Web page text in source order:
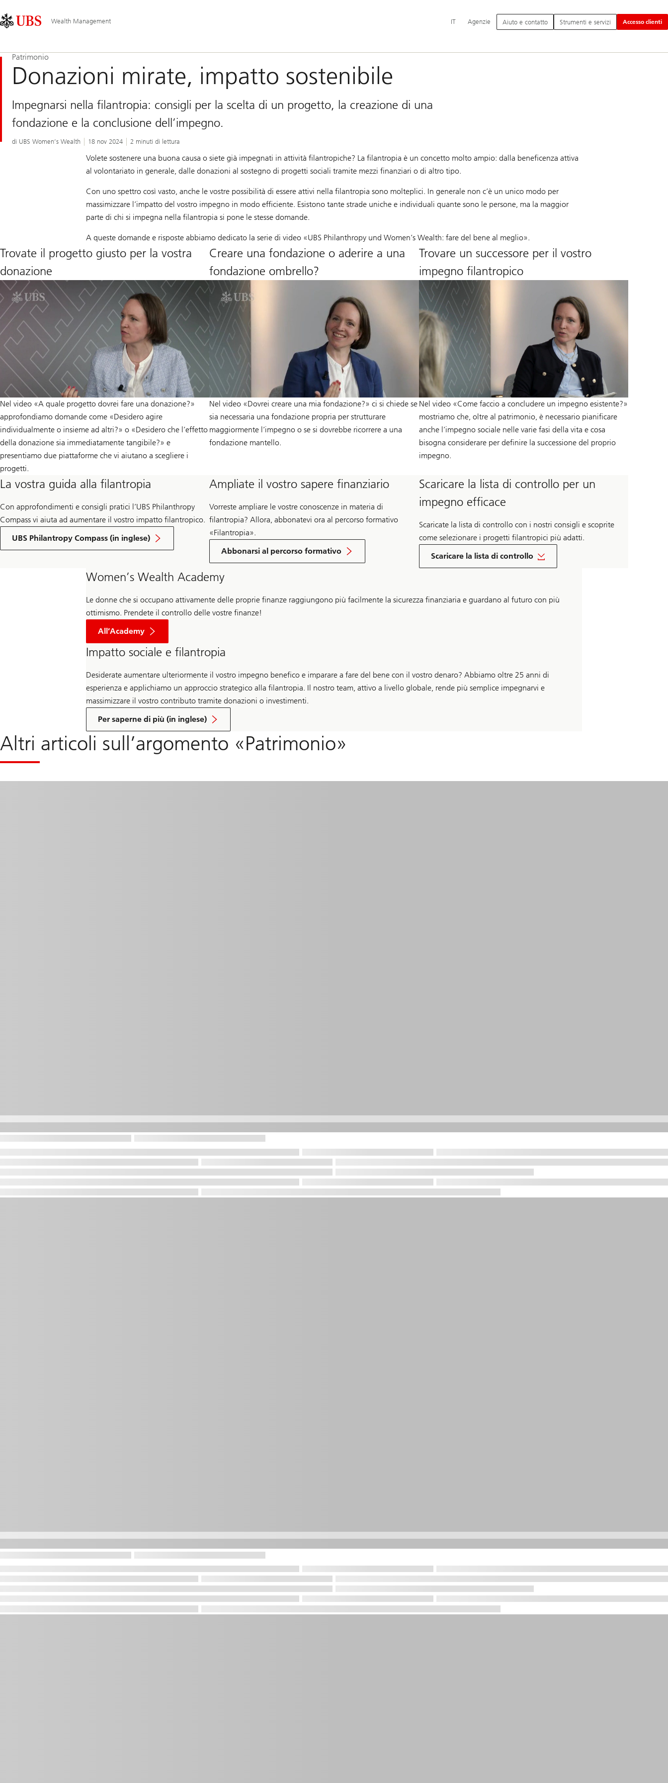
Area
principale
Wealth Management
principale
IT Agenzie Aiuto e contatto Strumenti e servizi Accesso clienti
Patrimonio
Donazioni mirate, impatto sostenibile
Impegnarsi nella filantropia: consigli per la scelta di un progetto, la creazione di una
fondazione e la conclusione dell’impegno.
di UBS Women’s Wealth 18 nov 2024 2 minuti di lettura
Volete sostenere una buona causa o siete già impegnati in attività filantropiche? La filantropia è un concetto molto ampio: dalla beneficenza attiva
al volontariato in generale, dalle donazioni al sostegno di progetti sociali tramite mezzi finanziari o di altro tipo.
Con uno spettro così vasto, anche le vostre possibilità di essere attivi nella filantropia sono molteplici. In generale non c’è un unico modo per
massimizzare l’impatto del vostro impegno in modo efficiente. Esistono tante strade uniche e individuali quante sono le persone, ma la maggior
parte di chi si impegna nella filantropia si pone le stesse domande.
A queste domande e risposte abbiamo dedicato la serie di video «UBS Philanthropy und Women’s Wealth: fare del bene al meglio».
Trovate il progetto giusto per la vostra
donazione
Nel video «A quale progetto dovrei fare una donazione?»
approfondiamo domande come «Desidero agire
individualmente o insieme ad altri?» o «Desidero che l’effetto
della donazione sia immediatamente tangibile?» e
presentiamo due piattaforme che vi aiutano a scegliere i
progetti.
Creare una fondazione o aderire a una
fondazione ombrello?
Nel video «Dovrei creare una mia fondazione?» ci si chiede se
sia necessaria una fondazione propria per strutturare
maggiormente l’impegno o se si dovrebbe ricorrere a una
fondazione mantello.
Trovare un successore per il vostro
impegno filantropico
Nel video «Come faccio a concludere un impegno esistente?»
mostriamo che, oltre al patrimonio, è necessario pianificare
anche l’impegno sociale nelle varie fasi della vita e cosa
bisogna considerare per definire la successione del proprio
impegno.
La vostra guida alla filantropia
Con approfondimenti e consigli pratici l’UBS Philanthropy
Compass vi aiuta ad aumentare il vostro impatto filantropico.
UBS Philantropy Compass (in inglese)
Ampliate il vostro sapere finanziario
Vorreste ampliare le vostre conoscenze in materia di
filantropia? Allora, abbonatevi ora al percorso formativo
«Filantropia».
Abbonarsi al percorso formativo
Scaricare la lista di controllo per un
impegno efficace
Scaricate la lista di controllo con i nostri consigli e scoprite
come selezionare i progetti filantropici più adatti.
Scaricare la lista di controllo
Women’s Wealth Academy
Le donne che si occupano attivamente delle proprie finanze raggiungono più facilmente la sicurezza finanziaria e guardano al futuro con più
ottimismo. Prendete il controllo delle vostre finanze!
All’Academy
Wealth
Impatto sociale e filantropia
Desiderate aumentare ulteriormente il vostro impegno benefico e imparare a fare del bene con il vostro denaro? Abbiamo oltre 25 anni di
esperienza e applichiamo un approccio strategico alla filantropia. Il nostro team, attivo a livello globale, rende più semplice impegnarvi e
massimizzare il vostro contributo tramite donazioni o investimenti.
Per saperne di più (in inglese)
sull'impatto
sociale
filantropia
Altri articoli sull’argomento «Patrimonio»